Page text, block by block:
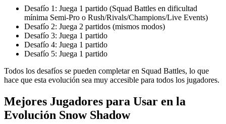
Desafío 1: Juega 1 partido (Squad Battles en dificultad
mínima Semi-Pro o Rush/Rivals/Champions/Live Events)
Desafío 2: Juega 2 partidos (mismos modos)
Desafío 3: Juega 1 partido
Desafío 4: Juega 1 partido
Desafío 5: Juega 1 partido
Todos los desafíos se pueden completar en Squad Battles, lo que
hace que esta evolución sea muy accesible para todos los jugadores.
Mejores Jugadores para Usar en la
Evolución Snow Shadow